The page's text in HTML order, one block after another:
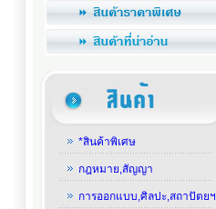
*สินค้าพิเศษ
กฎหมาย,สัญญา
การออกแบบ,ศิลปะ,สถาปัตยฯ